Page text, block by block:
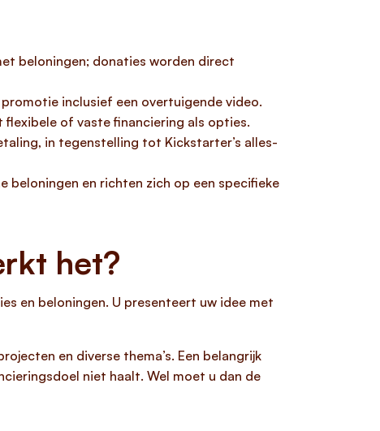
beloningen; donaties worden direct
inclusief een overtuigende video.
of vaste financiering als opties.
in tegenstelling tot Kickstarter’s alles-
beloningen en richten zich op een specifieke
het?
en beloningen. U presenteert uw idee met
en diverse thema’s. Een belangrijk
niet haalt. Wel moet u dan de